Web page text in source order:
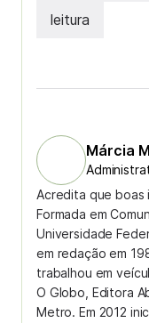
leitura
Márcia
Acredita que boas
Formada em
Universidade
em redação em
trabalhou em
O Globo, Editora
Metro. Em 2012